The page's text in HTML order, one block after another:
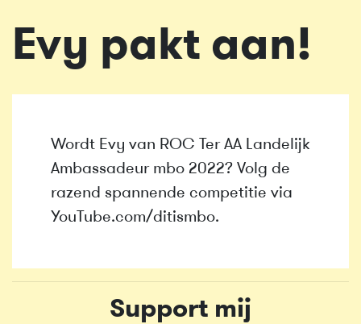
Evy pakt aan!
Wordt Evy van ROC Ter AA Landelijk
Ambassadeur mbo 2022? Volg de
razend spannende competitie via
YouTube.com/ditismbo.
Support mij